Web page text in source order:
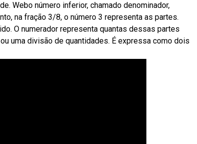
Webo número inferior, chamado denominador,
na fração 3/8, o número 3 representa as partes.
O numerador representa quantas dessas partes
uma divisão de quantidades. É expressa como dois